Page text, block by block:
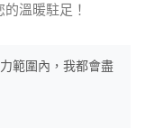
溫暖駐足！
範圍內，我都會盡